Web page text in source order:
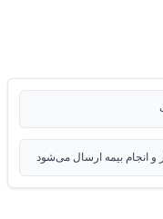
و انجام بیمه ارسال می‌شود